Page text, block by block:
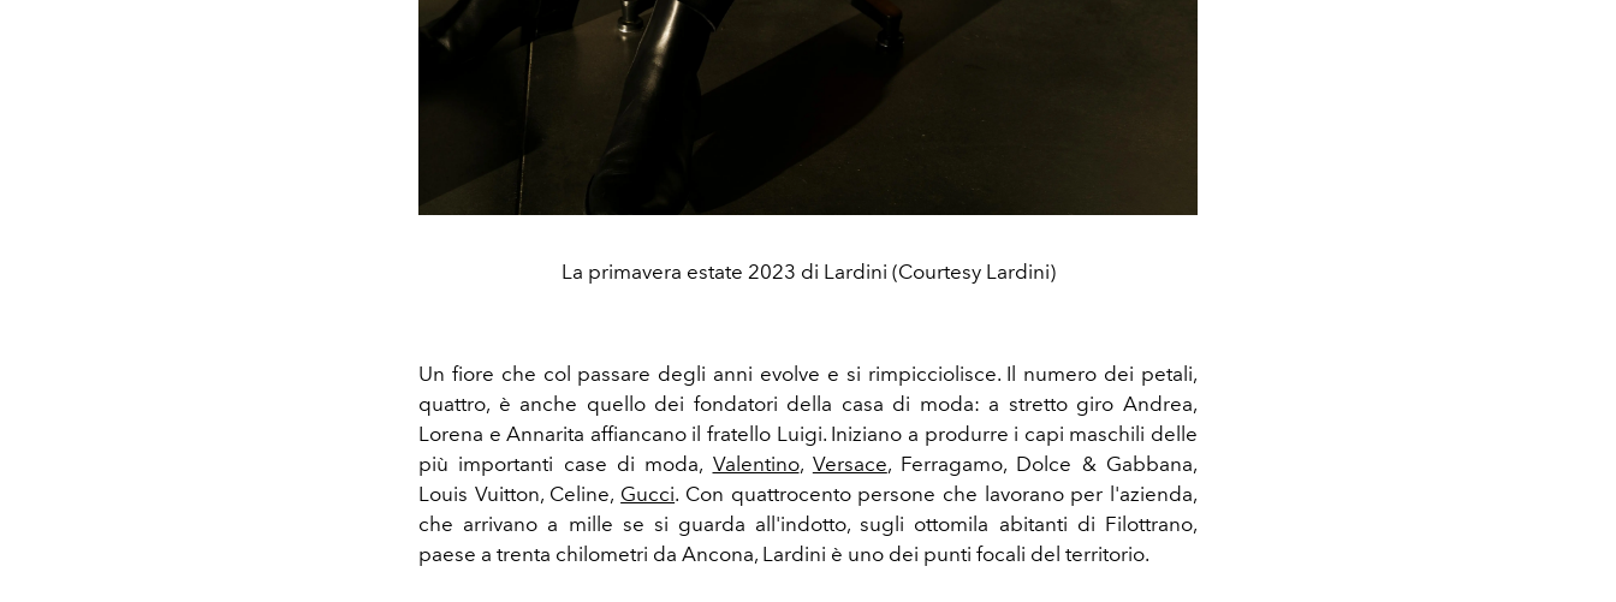
La primavera estate 2023 di Lardini (Courtesy Lardini)
Un fiore che col passare degli anni evolve e si rimpicciolisce. Il numero dei petali,
quattro, è anche quello dei fondatori della casa di moda: a stretto giro Andrea,
Lorena e Annarita affiancano il fratello Luigi. Iniziano a produrre i capi maschili delle
più importanti case di moda, Valentino, Versace, Ferragamo, Dolce & Gabbana,
Louis Vuitton, Celine, Gucci. Con quattrocento persone che lavorano per l'azienda,
che arrivano a mille se si guarda all'indotto, sugli ottomila abitanti di Filottrano,
paese a trenta chilometri da Ancona, Lardini è uno dei punti focali del territorio.